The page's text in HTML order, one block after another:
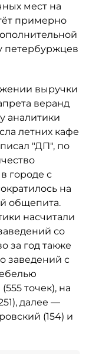
мест на
примерно
петербуржцев
выручки
веранд
аналитики
летних кафе
"ДП", по
городе с
на
общепита.
насчитали
со
за год также
заведений с
точек), на
далее —
(154) и